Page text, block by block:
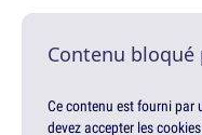
Contenu bloqué
Ce contenu est fourni par
devez accepter les